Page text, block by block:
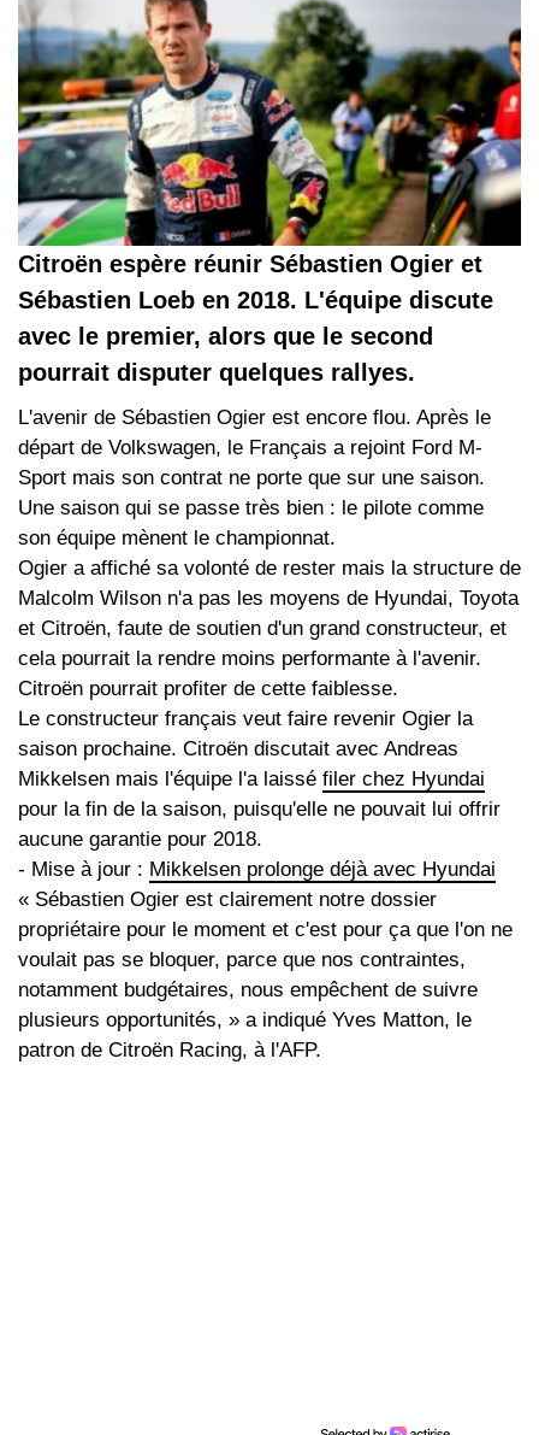
Citroën espère réunir Sébastien Ogier et
Sébastien Loeb en 2018. L'équipe discute
avec le premier, alors que le second
pourrait disputer quelques rallyes.
L'avenir de Sébastien Ogier est encore flou. Après le
départ de Volkswagen, le Français a rejoint Ford M-
Sport mais son contrat ne porte que sur une saison.
Une saison qui se passe très bien : le pilote comme
son équipe mènent le championnat.
Ogier a affiché sa volonté de rester mais la structure de
Malcolm Wilson n'a pas les moyens de Hyundai, Toyota
et Citroën, faute de soutien d'un grand constructeur, et
cela pourrait la rendre moins performante à l'avenir.
Citroën pourrait profiter de cette faiblesse.
Le constructeur français veut faire revenir Ogier la
saison prochaine. Citroën discutait avec Andreas
Mikkelsen mais l'équipe l'a laissé filer chez Hyundai
pour la fin de la saison, puisqu'elle ne pouvait lui offrir
aucune garantie pour 2018.
- Mise à jour : Mikkelsen prolonge déjà avec Hyundai
« Sébastien Ogier est clairement notre dossier
propriétaire pour le moment et c'est pour ça que l'on ne
voulait pas se bloquer, parce que nos contraintes,
notamment budgétaires, nous empêchent de suivre
plusieurs opportunités, » a indiqué Yves Matton, le
patron de Citroën Racing, à l'AFP.